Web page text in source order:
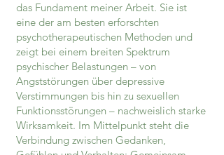
das Fundament meiner Arbeit. Sie ist
eine der am besten erforschten
psychotherapeutischen Methoden und
zeigt bei einem breiten Spektrum
psychischer Belastungen – von
Angststörungen über depressive
Verstimmungen bis hin zu sexuellen
Funktionsstörungen – nachweislich starke
Wirksamkeit. Im Mittelpunkt steht die
Verbindung zwischen Gedanken,